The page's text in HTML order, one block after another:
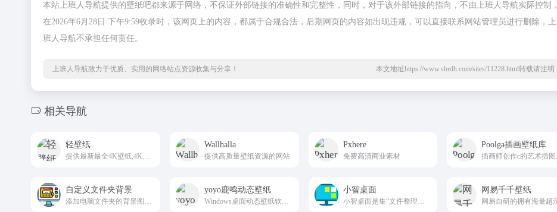
本站上班人导航提供的壁纸吧都来源于网络，不保证外部链接的准确性和完整性，同时，对于该外部链接的指向，不由上班人导航实际控制，
在2026年6月28日 下午9:59收录时，该网页上的内容，都属于合规合法，后期网页的内容如出现违规，可以直接联系网站管理员进行删除，上
班人导航不承担任何责任。
上班人导航致力于优质、实用的网络站点资源收集与分享！ 本文地址https://www.sbrdh.com/sites/11228.html转载请注明
相关导航
轻壁纸 Wallhalla
提供高质量壁纸资源的网站
Pxhere
免费高清商业素材
Poolga插画壁纸库
自定义文件夹背景 yoyo鹿鸣动态壁纸 小智桌面 网易千千壁纸